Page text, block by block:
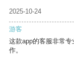
2025-10-24
游客
这款app的客服非常
作。